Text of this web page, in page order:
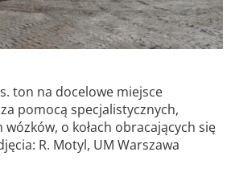
ton na docelowe miejsce
pomocą specjalistycznych,
o kołach obracających się
R. Motyl, UM Warszawa